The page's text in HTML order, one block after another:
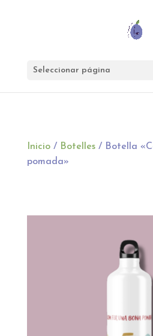
Seleccionar página
Inicio/ Botelles/ Botella
pomada»